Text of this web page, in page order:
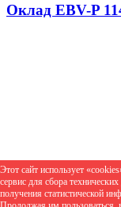
Оклад EBV-P
Этот сайт использует
сервис для сбора
получения статистической